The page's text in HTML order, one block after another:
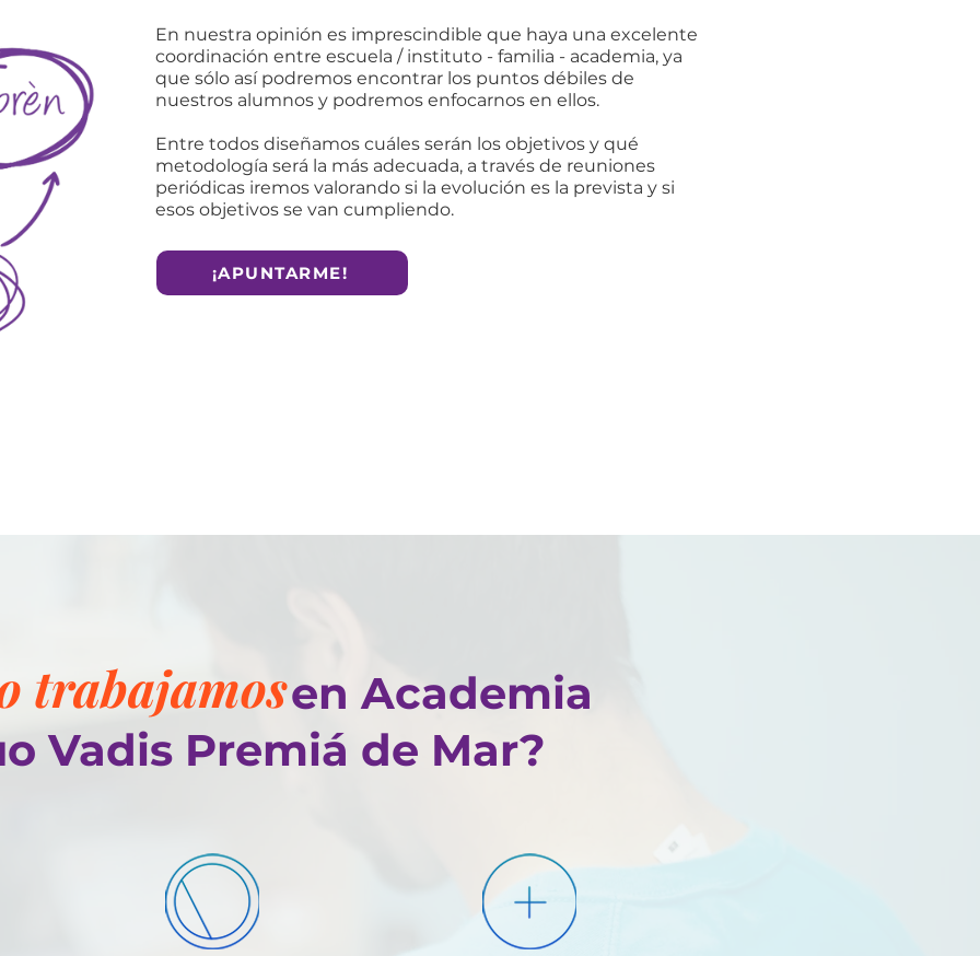
En nuestra opinión es imprescindible que haya una excelente
coordinación entre escuela / instituto - familia - academia, ya
que sólo así podremos encontrar los puntos débiles de
nuestros alumnos y podremos enfocarnos en ellos.
Entre todos diseñamos cuáles serán los objetivos y qué
metodología será la más adecuada, a través de reuniones
periódicas iremos valorando si la evolución es la prevista y si
esos objetivos se van cumpliendo.
¡APUNTARME!
Academia
Vadis Premiá de Mar?
trabajamos